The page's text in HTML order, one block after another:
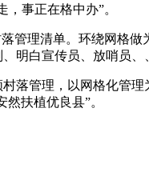
事正在格中办”。
理清单。环绕网格做
明白宣传员、放哨员
管理，以网格化管理
扶植优良县”。